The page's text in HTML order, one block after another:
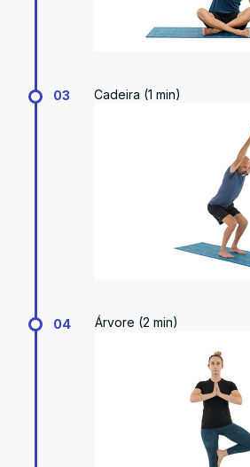
03 Cadeira (1 min)
04 Árvore (2 min)